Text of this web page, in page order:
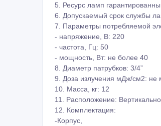
5. Ресурс ламп
6. Допускаемый срок службы
7. Параметры потребляемой
- напряжение, В: 220
- частота, Гц: 50
- мощность, Вт: не более 40
8. Диаметр патрубков: 3/4”
9. Доза излучения мДж/см2: не
10. Масса, кг: 12
11. Расположение:
12. Комплектация:
-Корпус,